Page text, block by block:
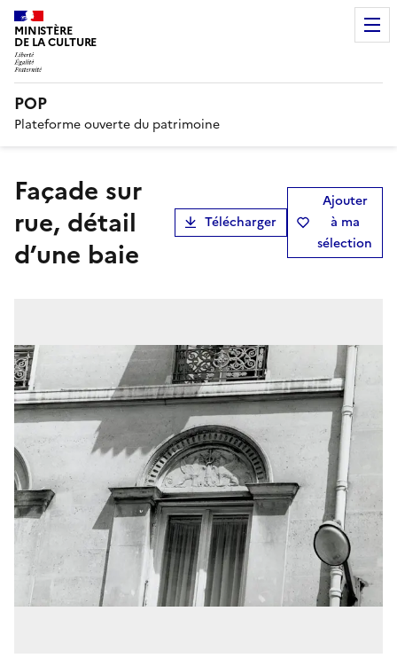
MINISTÈRE
DE LA CULTURE
POP
Plateforme ouverte du patrimoine
façade sur
rue, détail
d’une baie
Télécharger
Ajouter
à ma
sélection